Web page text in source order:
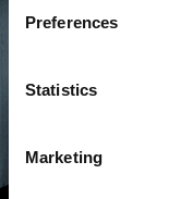
Preferences
Statistics
Marketing